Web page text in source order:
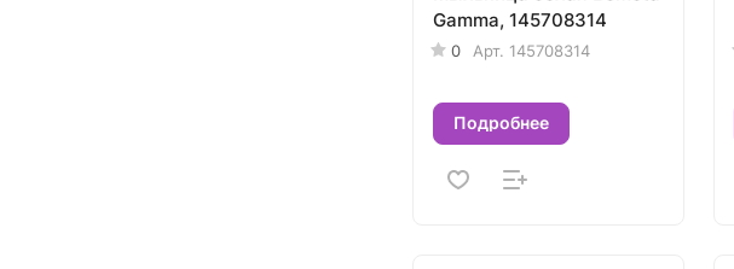
Gamma, 145708314
0 Арт. 145708314
Подробнее